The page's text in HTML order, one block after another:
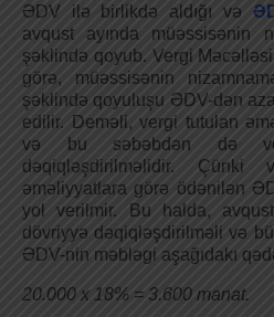
ƏDV ilə birlikdə aldığı və
avqust ayında müəssisənin
şəklində qoyub. Vergi
görə, müəssisənin
şəklində qoyuluşu ƏDV-dən
edilir. Deməli, vergi tutulan
və bu səbəbdən də
dəqiqləşdirilməlidir. Çünki
əməliyyatlara görə ödənilən
yol verilmir. Bu halda,
dövriyyə dəqiqləşdirilməli və
ƏDV-nin məbləgi aşağıdakı
20.000 x 18% = 3.600 manat.